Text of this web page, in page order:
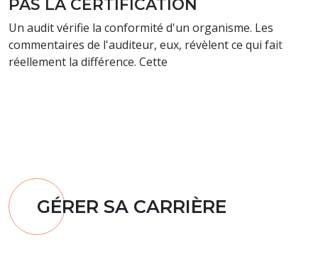
Mère de famille, passionnée par mon métier, co-
dirigeante d’entreprise, amie fidèle mais parfois peu
présente, sportive irrégulière, pas encore quinqua
GÉRER SA CARRIÈRE